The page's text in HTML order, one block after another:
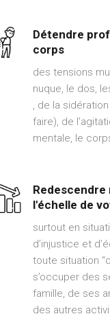
Détendre
corps
des tensions
nuque, le dos,
, de la
faire), de
mentale, le
l'échelle de
surtout en
d’injustice et
toute situation
s’occuper des
famille, de ses
des autres